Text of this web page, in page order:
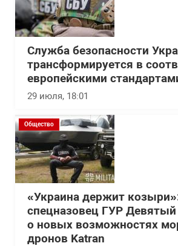
Служба безопасности
трансформируется в
европейскими
29 июля, 18:01
Общество
«Украина держит
спецназовец ГУР Девятый
о новых возможностях
дронов Katran